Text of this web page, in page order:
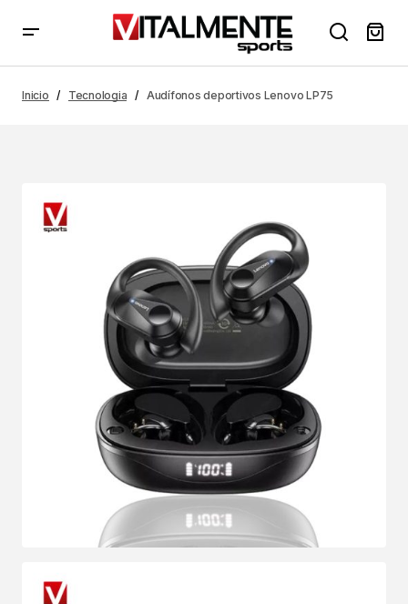
Inicio Tecnologia Audífonos deportivos Lenovo LP75